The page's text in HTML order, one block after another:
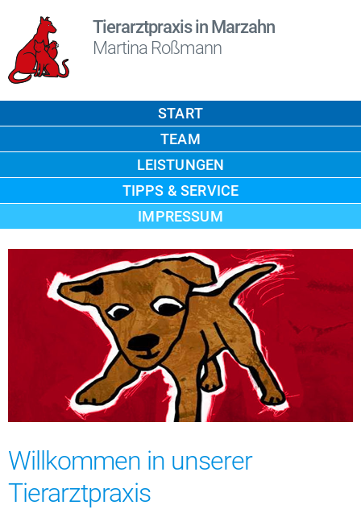
Tierarztpraxis in Marzahn
Martina Roßmann
START
TEAM
LEISTUNGEN
TIPPS & SERVICE
IMPRESSUM
Willkommen in unserer
Tierarztpraxis